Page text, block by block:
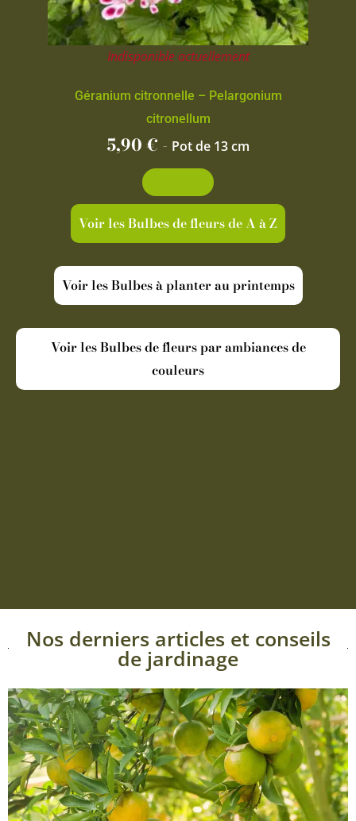
Indisponible actuellement
Géranium citronnelle – Pelargonium
citronellum
5,90€ - Pot de 13 cm
Voir les Bulbes de fleurs de A à Z
Voir les Bulbes à planter au printemps
Voir les Bulbes de fleurs par ambiances de
couleurs
Nos derniers articles et conseils
de jardinage